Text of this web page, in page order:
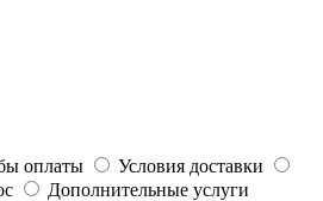
оплаты
Условия доставки
Дополнительные услуги